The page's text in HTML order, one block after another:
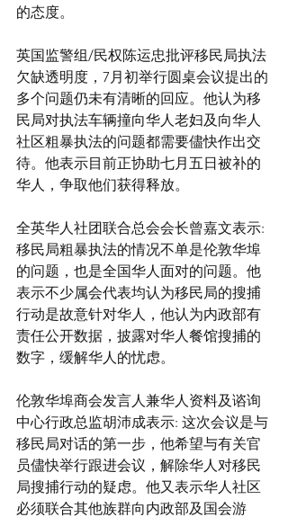
的态度。
英国监警组/民权陈运忠批评移民局执法
欠缺透明度，7月初举行圆桌会议提出的
多个问题仍未有清晰的回应。他认为移
民局对执法车辆撞向华人老妇及向华人
社区粗暴执法的问题都需要儘快作出交
待。他表示目前正协助七月五日被补的
华人，争取他们获得释放。
全英华人社团联合总会会长曾嘉文表示:
移民局粗暴执法的情况不单是伦敦华埠
的问题，也是全国华人面对的问题。他
表示不少属会代表均认为移民局的搜捕
行动是故意针对华人，他认为内政部有
责任公开数据，披露对华人餐馆搜捕的
数字，缓解华人的忧虑。
伦敦华埠商会发言人兼华人资料及谘询
中心行政总监胡沛成表示: 这次会议是与
移民局对话的第一步，他希望与有关官
员儘快举行跟进会议，解除华人对移民
局搜捕行动的疑虑。他又表示华人社区
必须联合其他族群向内政部及国会游